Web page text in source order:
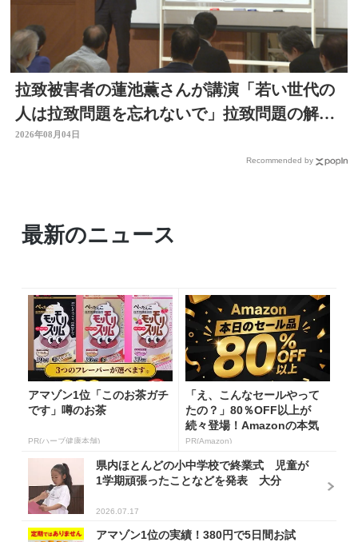
拉致被害者の蓮池薫さんが講演「若い世代の
人は拉致問題を忘れないで」拉致問題の解決
訴える
2026年08月04日
Recommended by
最新のニュース
アマゾン1位「このお茶ガチ
です」噂のお茶
PR(ハーブ健康本舗)
「え、こんなセールやって
たの？」80％OFF以上が
続々登場！Amazonの本気
が...
PR(Amazon)
県内ほとんどの小中学校で終業式 児童が
1学期頑張ったことなどを発表 大分
2026.07.17
アマゾン1位の実績！380円で5日間お試